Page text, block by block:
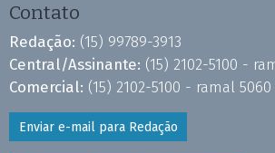
Contato
Redação: (15) 99789-3913
Central/Assinante: (15) 2102-5100 -
Comercial: (15) 2102-5100 - ramal 5060
Enviar e-mail para Redação